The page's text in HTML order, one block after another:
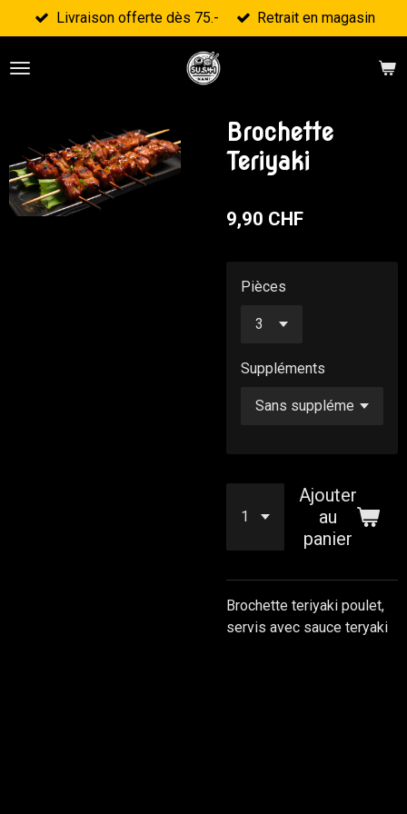
Passer
au
contenu
Livraison offerte dès 75.- Retrait en magasin
Brochette
Teriyaki
9,90 CHF
Pièces
Suppléments
Ajouter
au
panier
Brochette teriyaki poulet,
servis avec sauce teryaki